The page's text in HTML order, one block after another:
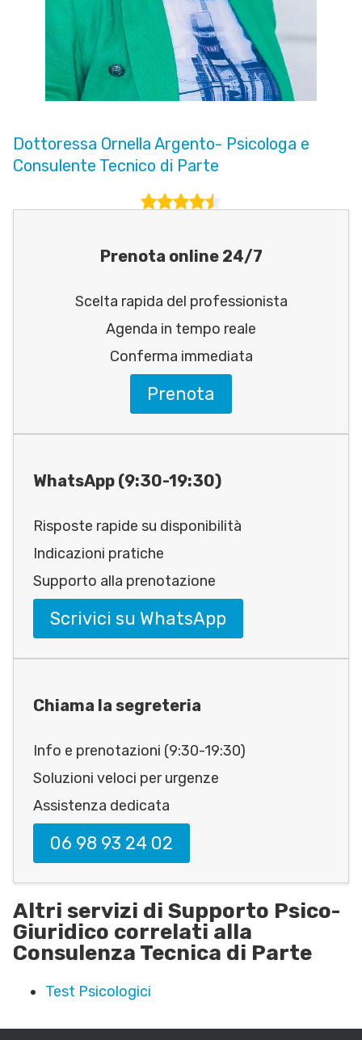
Dottoressa Ornella Argento- Psicologa e
Consulente Tecnico di Parte
Prenota online 24/7
Scelta rapida del professionista
Agenda in tempo reale
Conferma immediata
Prenota
WhatsApp (9:30-19:30)
Risposte rapide su disponibilità
Indicazioni pratiche
Supporto alla prenotazione
Scrivici su WhatsApp
Chiama la segreteria
Info e prenotazioni (9:30-19:30)
Soluzioni veloci per urgenze
Assistenza dedicata
06 98 93 24 02
Altri servizi di Supporto Psico-
Giuridico correlati alla
Consulenza Tecnica di Parte
Test Psicologici